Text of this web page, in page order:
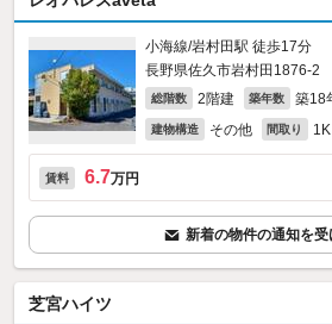
小海線/岩村田駅 徒歩17分
長野県佐久市岩村田1876‐2
総階数 2階建 築年数 築18
建物構造 その他 間取り 1K
賃料 6.7万円
新着の物件の通知を受
芝宮ハイツ